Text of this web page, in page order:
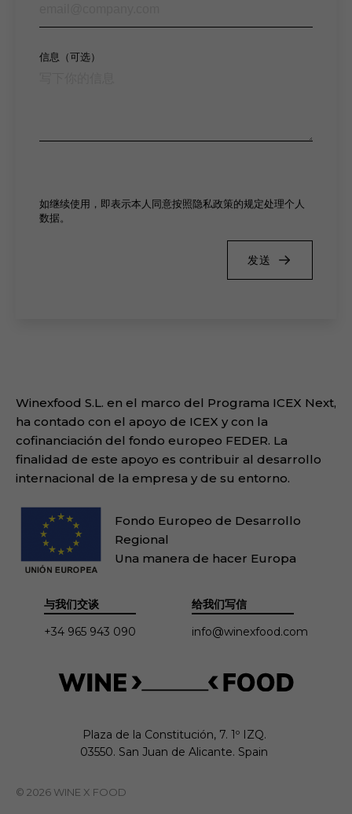
信息（可选）
如继续使用，即表示本人同意按照隐私政策的规定处理个人
数据。
发送
Winexfood S.L. en el marco del Programa ICEX Next,
ha contado con el apoyo de ICEX y con la
cofinanciación del fondo europeo FEDER. La
finalidad de este apoyo es contribuir al desarrollo
internacional de la empresa y de su entorno.
Fondo Europeo de Desarrollo
Regional
Una manera de hacer Europa
与我们交谈
+34 965 943 090
给我们写信
info@winexfood.com
Plaza de la Constitución, 7. 1º IZQ.
03550. San Juan de Alicante. Spain
© 2026 WINE X FOOD